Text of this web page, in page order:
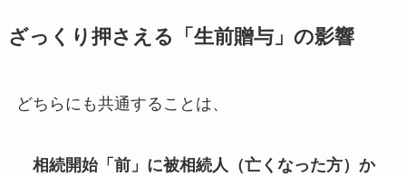
ざっくり押さえる「生前贈与」の影響
どちらにも共通することは、
相続開始「前」に被相続人（亡くなった方）か